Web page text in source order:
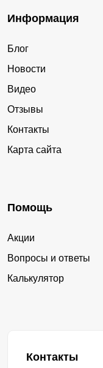
Информация
Блог
Новости
Видео
Отзывы
Контакты
Карта сайта
Помощь
Акции
Вопросы и ответы
Калькулятор
Контакты